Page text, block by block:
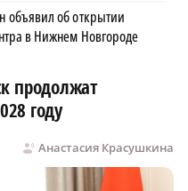
объявил об открытии
в Нижнем Новгороде
продолжат
году
Анастасия Красушкина